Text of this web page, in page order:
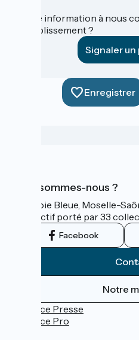
Une information à nous
établissement ?
Signaler
Enregistrer
Qui sommes-nous ?
La Voie Bleue, Moselle-
collectif porté par 33
Facebook
Notre
Espace Presse
Espace Pro